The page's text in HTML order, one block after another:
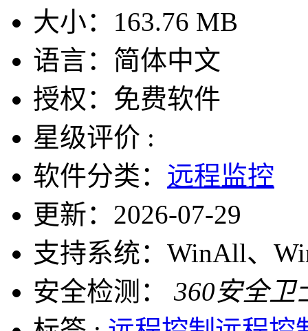
大小： 163.76 MB
语言： 简体中文
授权： 免费软件
星级评价 :
软件分类： 远程监控
更新： 2026-07-29
支持系统： WinAll、
安全检测：
360安全卫